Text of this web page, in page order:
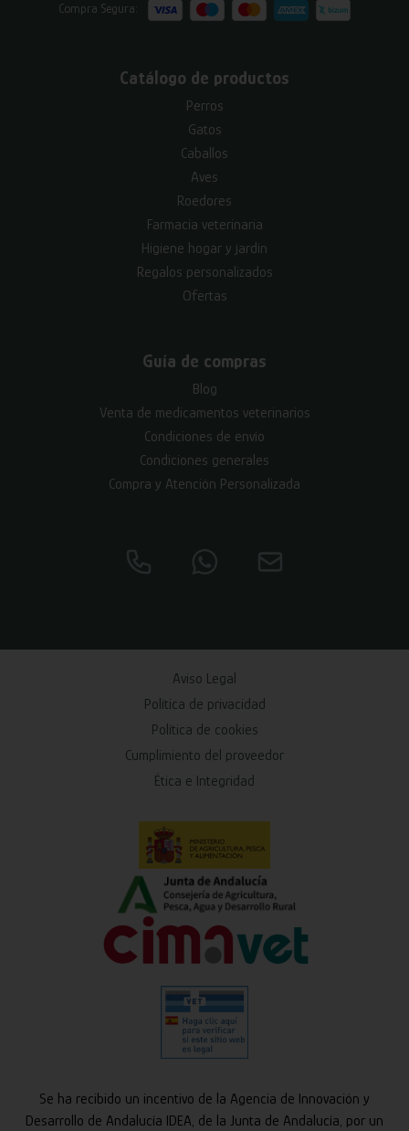
Compra Segura:
Catálogo de productos
Perros
Gatos
Caballos
Aves
Roedores
Farmacia veterinaria
Higiene hogar y jardín
Regalos personalizados
Ofertas
Guía de compras
Blog
Venta de medicamentos veterinarios
Condiciones de envío
Condiciones generales
Compra y Atención Personalizada
Aviso Legal
Política de privacidad
Política de cookies
Cumplimiento del proveedor
Ética e Integridad
Se ha recibido un incentivo de la Agencia de Innovación y
Desarrollo de Andalucía IDEA, de la Junta de Andalucía, por un